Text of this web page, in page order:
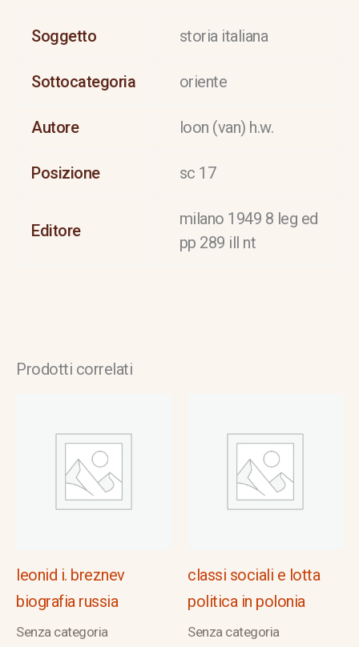
Soggetto storia italiana
Sottocategoria oriente
Autore loon (van) h.w.
Posizione sc 17
Editore
milano 1949 8 leg ed
pp 289 ill nt
Prodotti correlati
leonid i. breznev
biografia russia
Senza categoria
classi sociali e lotta
politica in polonia
Senza categoria